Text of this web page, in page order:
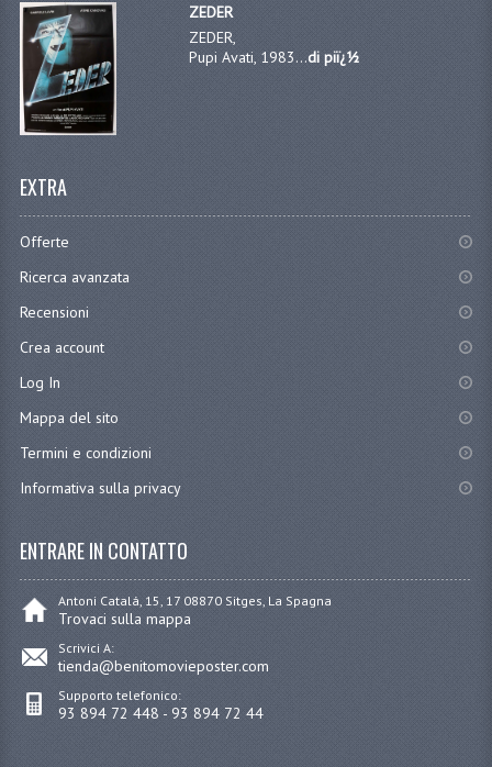
ZEDER
ZEDER,
Pupi Avati, 1983...di piï¿½
EXTRA
Offerte
Ricerca avanzata
Recensioni
Crea account
Log In
Mappa del sito
Termini e condizioni
Informativa sulla privacy
ENTRARE IN CONTATTO
Antoni Catalá, 15, 17 08870 Sitges, La Spagna
Trovaci sulla mappa
Scrivici A:
tienda@benitomovieposter.com
Supporto telefonico:
93 894 72 448 - 93 894 72 44